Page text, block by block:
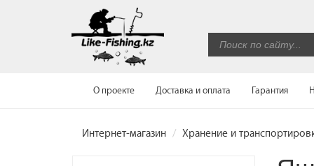
О проекте Доставка и оплата Гарантия
Интернет-магазин Хранение и